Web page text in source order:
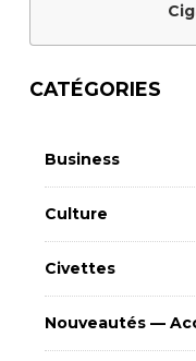
CATÉGORIES
Business
Culture
Civettes
Nouveautés —